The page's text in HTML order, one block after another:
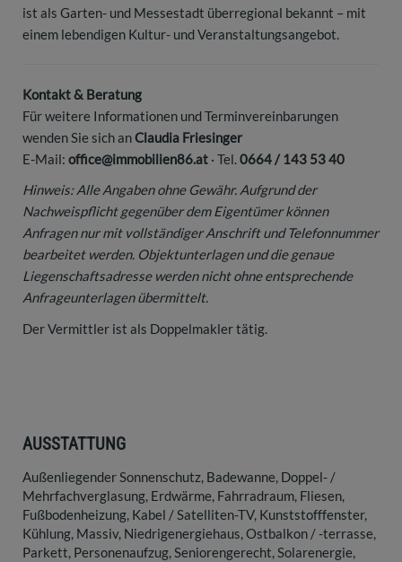
ist als Garten- und Messestadt überregional bekannt – mit
einem lebendigen Kultur- und Veranstaltungsangebot.
Kontakt & Beratung
Für weitere Informationen und Terminvereinbarungen
wenden Sie sich anClaudia Friesinger
E-Mail: office@immobilien86.at · Tel.0664 / 143 53 40
Hinweis: Alle Angaben ohne Gewähr. Aufgrund der
Nachweispflicht gegenüber dem Eigentümer können
Anfragen nur mit vollständiger Anschrift und Telefonnummer
bearbeitet werden. Objektunterlagen und die genaue
Liegenschaftsadresse werden nicht ohne entsprechende
Anfrageunterlagen übermittelt.
Der Vermittler ist als Doppelmakler tätig.
AUSSTATTUNG
Außenliegender Sonnenschutz Badewanne Doppel- /
Mehrfachverglasung Erdwärme Fahrradraum Fliesen
Fußbodenheizung Kabel / Satelliten-TV Kunststofffenster
Kühlung Massiv Niedrigenergiehaus Ostbalkon / -terrasse
Parkett Personenaufzug Seniorengerecht Solarenergie